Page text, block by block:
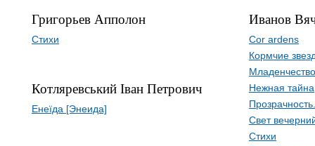
Григорьев Апполон
Стихи
Котляревський Іван Петрович
Енеїда [Энеида]
Иванов
Cor ardens
Кормчие
Младенчество
Нежная тайна
Свет
Стихи